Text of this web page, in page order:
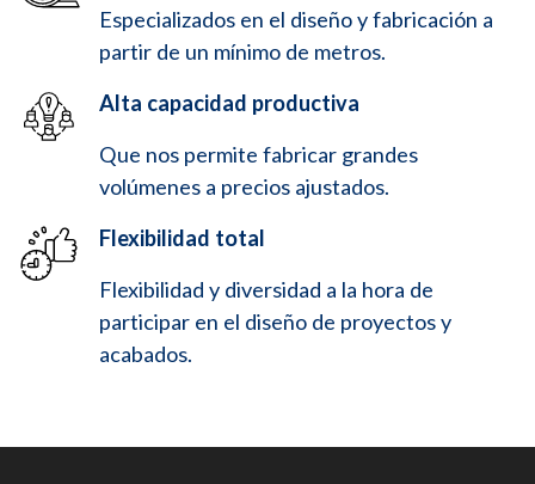
Especializados en el diseño y fabricación a
partir de un mínimo de metros.
Alta capacidad productiva
Que nos permite fabricar grandes
volúmenes a precios ajustados.
Flexibilidad total
Flexibilidad y diversidad a la hora de
participar en el diseño de proyectos y
acabados.